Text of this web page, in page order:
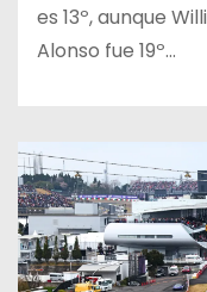
es 13º, aunque
Alonso fue 19º…